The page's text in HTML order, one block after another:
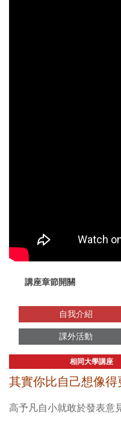
講座章節開關
自我介紹
課外活動
相同大學講座
其實你比自己想像得
高予凡自小就敢於發表意